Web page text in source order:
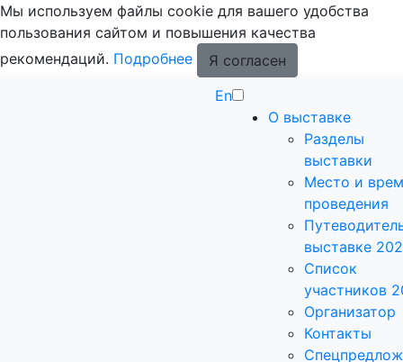
Мы используем файлы cookie для вашего удобства
пользования сайтом и повышения качества
рекомендаций. Подробнее
Я согласен
En
О выставке
Разделы
выставки
Место и
проведения
выставке
Список
участников
Организатор
Контакты